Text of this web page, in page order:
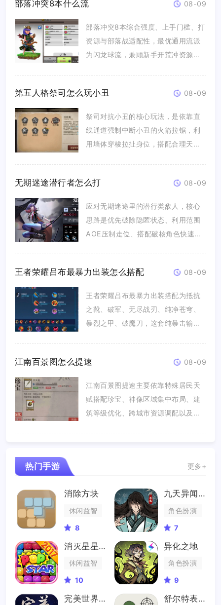
部落冲突8本什么流 08-09
部落冲突8本综合强度、上手门槛、打
资源与部落战适配性，最优通用流派
为闪龙球流，兼顾新手开荒冲资源与
第五人格祭司怎么玩小丑 08-09
祭司对抗小丑的核心玩法，是依靠直
线通道强制中断小丑的火箭拉锯，利
用墙体穿梭拉扯身位，搭配合理天赋
无期迷途潜行者怎么打 08-09
应对无期迷途里的潜行类敌人，核心
思路是优先破除隐匿状态、利用范围
AOE压制走位、搭配破核角色快速处
王者荣耀吕布最暴力出装怎么搭配 08-09
王者荣耀吕布最暴力出装搭配为抵抗
之靴、破军、无尽战刃、纯净苍穹、
暴烈之甲、破魔刀，这套纯暴击输出
江南百景图怎么提速 08-09
江南百景图提速主要依靠特殊居民天
赋搭配珍宝、神像区域集中布局、建
筑等级优化、跨城市资源调配以及加
热门手游 更多+
消除方块
休闲益智
8
九天异闻录
角色扮演
7
消灭星星2017
休闲益智
10
异化之地
角色扮演
9
完美世界手游 舒尔特表格